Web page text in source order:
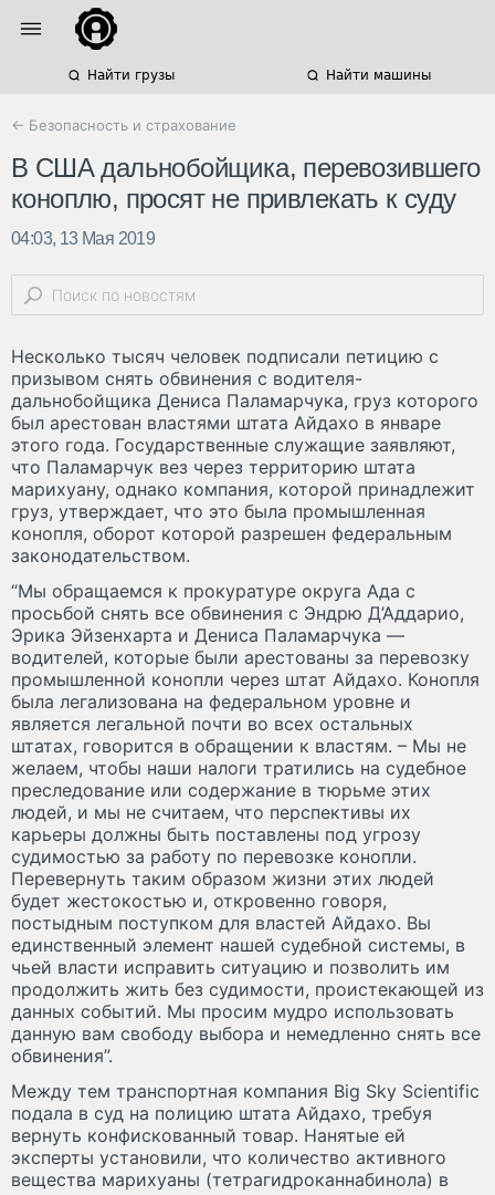
Найти грузы Найти машины
← Безопасность и страхование
В США дальнобойщика, перевозившего
коноплю, просят не привлекать к суду
04:03, 13 Мая 2019
Несколько тысяч человек подписали петицию с
призывом снять обвинения с водителя-
дальнобойщика Дениса Паламарчука, груз которого
был арестован властями штата Айдахо в январе
этого года. Государственные служащие заявляют,
что Паламарчук вез через территорию штата
марихуану, однако компания, которой принадлежит
груз, утверждает, что это была промышленная
конопля, оборот которой разрешен федеральным
законодательством.
“Мы обращаемся к прокуратуре округа Ада с
просьбой снять все обвинения с Эндрю Д’Аддарио,
Эрика Эйзенхарта и Дениса Паламарчука —
водителей, которые были арестованы за перевозку
промышленной конопли через штат Айдахо. Конопля
была легализована на федеральном уровне и
является легальной почти во всех остальных
штатах, говорится в обращении к властям. – Мы не
желаем, чтобы наши налоги тратились на судебное
преследование или содержание в тюрьме этих
людей, и мы не считаем, что перспективы их
карьеры должны быть поставлены под угрозу
судимостью за работу по перевозке конопли.
Перевернуть таким образом жизни этих людей
будет жестокостью и, откровенно говоря,
постыдным поступком для властей Айдахо. Вы
единственный элемент нашей судебной системы, в
чьей власти исправить ситуацию и позволить им
продолжить жить без судимости, проистекающей из
данных событий. Мы просим мудро использовать
данную вам свободу выбора и немедленно снять все
обвинения”.
Между тем транспортная компания Big Sky Scientific
подала в суд на полицию штата Айдахо, требуя
вернуть конфискованный товар. Нанятые ей
эксперты установили, что количество активного
вещества марихуаны (тетрагидроканнабинола) в